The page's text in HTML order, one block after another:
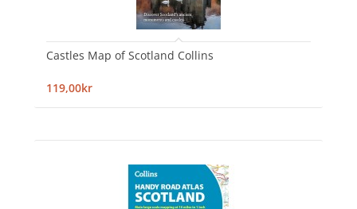
Castles Map of Scotland Collins
119,00kr